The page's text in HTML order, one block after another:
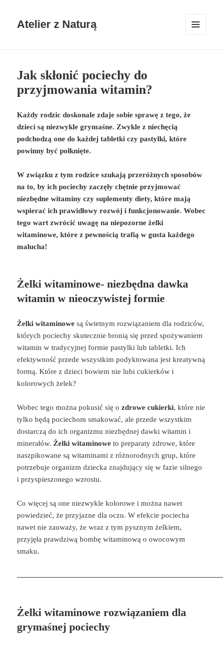
Atelier z Naturą
Jak skłonić pociechy do
przyjmowania witamin?
Każdy rodzic doskonale zdaje sobie sprawę z tego, że
dzieci są niezwykle grymaśne. Zwykle z niechęcią
podchodzą one do każdej tabletki czy pastylki, które
powinny być połknięte.
W związku z tym rodzice szukają przeróżnych sposobów
na to, by ich pociechy zaczęły chętnie przyjmować
niezbędne witaminy czy suplementy diety, które mają
wspierać ich prawidłowy rozwój i funkcjonowanie. Wobec
tego wart zwrócić uwagę na niepozorne żelki
witaminowe, które z pewnością trafią w gusta każdego
malucha!
Żelki witaminowe- niezbędna dawka
witamin w nieoczywistej formie
Żelki witaminowe są świetnym rozwiązaniem dla rodziców,
których pociechy skutecznie bronią się przed spożywaniem
witamin w tradycyjnej formie pastylki lub tabletki. Ich
efektywność przede wszystkim podyktowana jest kreatywną
formą. Które z dzieci bowiem nie lubi cukierków i
kolorowych żelek?
Wobec tego można pokusić się ozdrowe cukierki, które nie
tylko będą pociechom smakować, ale przede wszystkim
dostarczą do ich organizmu niezbędnej dawki witamin i
minerałów. Żelki witaminowe to preparaty zdrowe, które
naszpikowane są witaminami z różnorodnych grup, które
potrzebuje organizm dziecka znajdujący się w fazie silnego
i przyspieszonego wzrostu.
Co więcej są one niezwykle kolorowe i można nawet
powiedzieć, że przyjazne dla oczu. W efekcie pociecha
nawet nie zauważy, że wraz z tym pysznym żelkiem,
przyjęła prawdziwą bombę witaminową o owocowym
smaku.
Żelki witaminowe rozwiązaniem dla
grymaśnej pociechy